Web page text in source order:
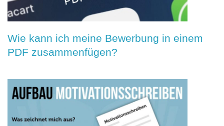
Wie kann ich meine Bewerbung in einem
PDF zusammenfügen?